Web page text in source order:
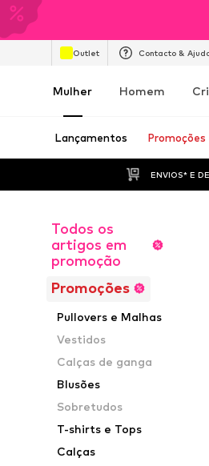
Outlet Contacto &
Mulher Homem
Lançamentos Promoções
ENVIOS* E
Todos os
artigos em
promoção
Promoções
Pullovers e Malhas
Vestidos
Calças de ganga
Blusões
Sobretudos
T-shirts e Tops
Calças